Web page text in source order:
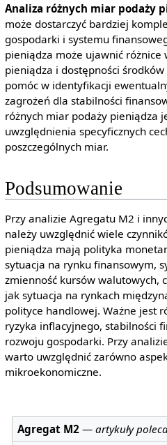
Analiza różnych miar podaży
może dostarczyć bardziej
gospodarki i systemu
pieniądza może ujawnić różnice
pieniądza i dostępności
pomóc w identyfikacji
zagrożeń dla stabilności
różnych miar podaży pieniądza
uwzględnienia specyficznych
poszczególnych miar.
Podsumowanie
Przy analizie Agregatu M2 i
należy uwzględnić wiele
pieniądza mają polityka
sytuacja na rynku finansowym,
zmienność kursów walutowych,
jak sytuacja na rynkach
polityce handlowej. Ważne jest
ryzyka inflacyjnego, stabilności
rozwoju gospodarki. Przy
warto uwzględnić zarówno
mikroekonomiczne.
Agregat M2 —artykuły